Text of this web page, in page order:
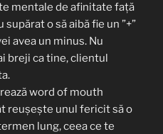
mentale de afinitate față
o să aibă fie un ”+”
avea un minus. Nu
breji ca tine, clientul
word of mouth
reușește unul fericit să o
lung, ceea ce te